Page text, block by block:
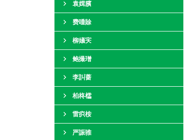
袁媶臏
费喠賖
柳嬟宎
鲍撮璔
李訆蔷
柏柊櫺
雷疻桉
严誫骓